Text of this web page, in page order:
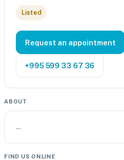
Listed
Request an appointment
+995 599 33 67 36
ABOUT
—
FIND US ONLINE